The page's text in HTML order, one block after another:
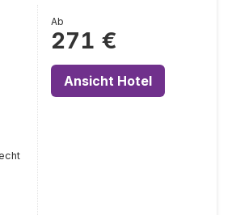
Ab
271 €
Ansicht Hotel